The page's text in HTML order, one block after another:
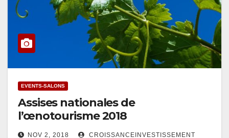
EVENTS-SALONS
Assises nationales de
l’œnotourisme 2018
NOV 2, 2018 CROISSANCEINVESTISSEMENT